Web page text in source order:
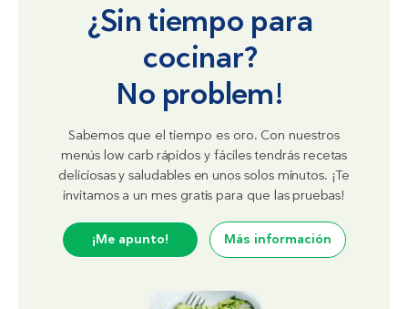
(Dalgona)
¿Sin tiempo para
cocinar?
No problem!
Sabemos que el tiempo es oro. Con nuestros
menús low carb rápidos y fáciles tendrás recetas
deliciosas y saludables en unos solos minutos. ¡Te
invitamos a un mes gratis para que las pruebas!
¡Me apunto! Más información